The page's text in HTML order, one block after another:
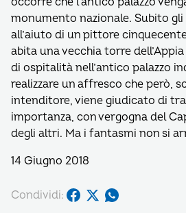
monumento nazionale. Subito
all’aiuto di un pittore
abita una vecchia torre
di ospitalità nell’antico palazzo
realizzare un affresco che però,
intenditore, viene giudicato di
importanza, con vergogna del
degli altri. Ma i fantasmi non si
14 Giugno 2018
Condividi: